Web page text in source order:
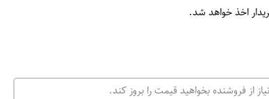
اخذ خواهد شد.
از فروشنده بخواهید قیمت را بروز کند.